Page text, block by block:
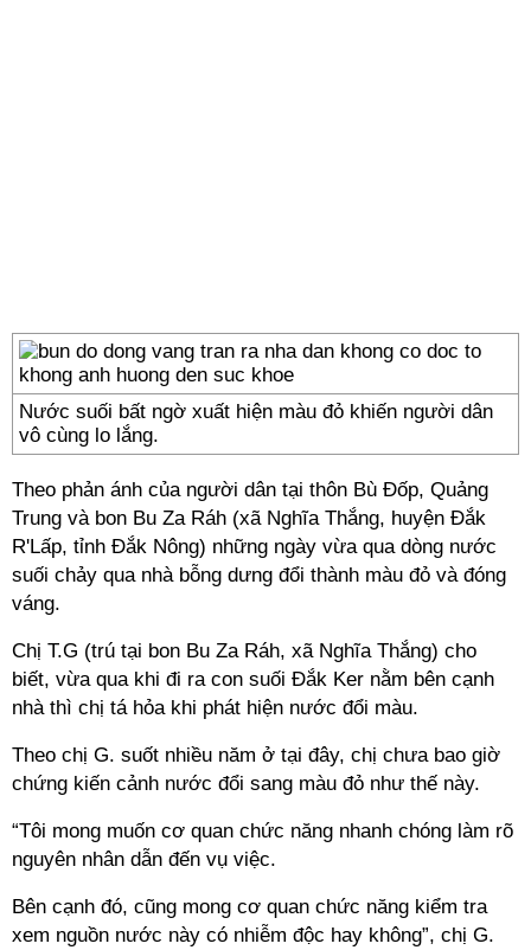
Nước suối bất ngờ xuất hiện màu đỏ khiến người dân
vô cùng lo lắng.
Theo phản ánh của người dân tại thôn Bù Đốp, Quảng
Trung và bon Bu Za Ráh (xã Nghĩa Thắng, huyện Đắk
R'Lấp, tỉnh Đắk Nông) những ngày vừa qua dòng nước
suối chảy qua nhà bỗng dưng đổi thành màu đỏ và đóng
váng.
Chị T.G (trú tại bon Bu Za Ráh, xã Nghĩa Thắng) cho
biết, vừa qua khi đi ra con suối Đắk Ker nằm bên cạnh
nhà thì chị tá hỏa khi phát hiện nước đổi màu.
Theo chị G. suốt nhiều năm ở tại đây, chị chưa bao giờ
chứng kiến cảnh nước đổi sang màu đỏ như thế này.
“Tôi mong muốn cơ quan chức năng nhanh chóng làm rõ
nguyên nhân dẫn đến vụ việc.
Bên cạnh đó, cũng mong cơ quan chức năng kiểm tra
xem nguồn nước này có nhiễm độc hay không”, chị G.